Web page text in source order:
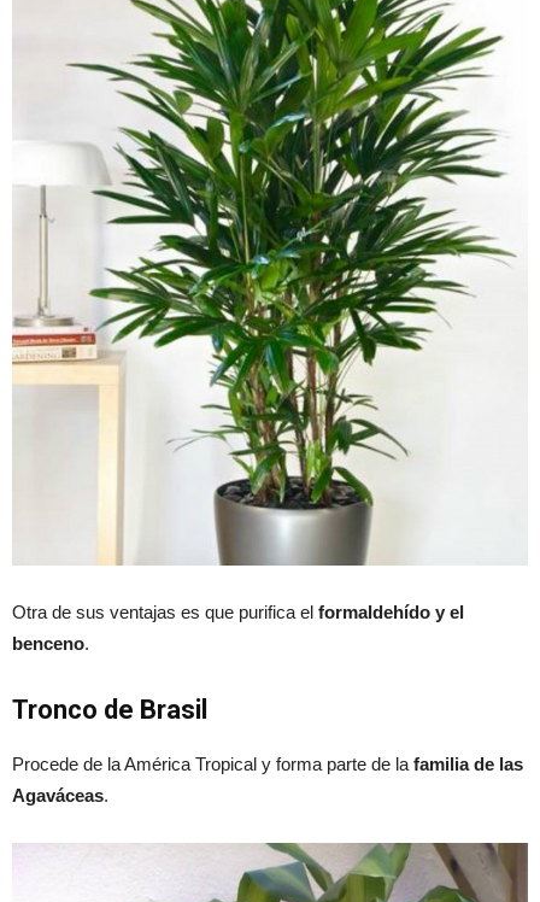
Otra de sus ventajas es que purifica el formaldehído y el
benceno.
Tronco de Brasil
Procede de la América Tropical y forma parte de la familia de las
Agaváceas.